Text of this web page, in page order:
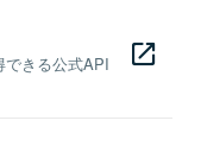
できる公式API